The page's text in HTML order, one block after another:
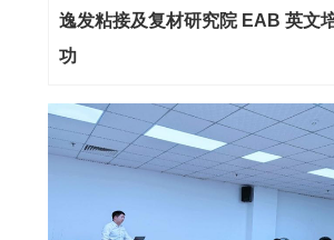
逸发粘接及复材研究院 EAB 英文
功